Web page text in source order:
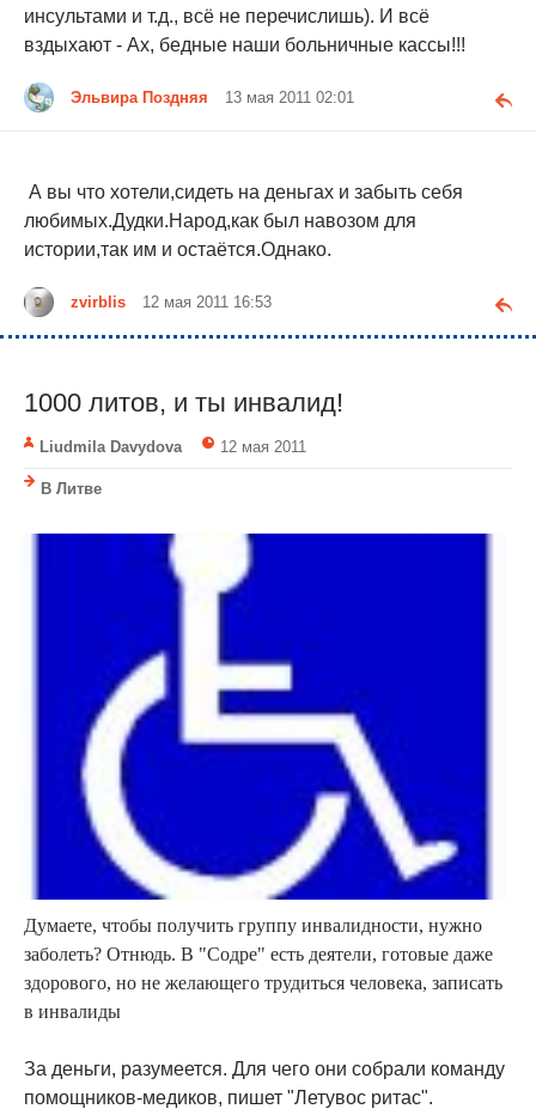
инсультами и т.д., всё не перечислишь). И всё
вздыхают - Ах, бедные наши больничные кассы!!!
Эльвира Поздняя 13 мая 2011 02:01
А вы что хотели,сидеть на деньгах и забыть себя
любимых.Дудки.Народ,как был навозом для
истории,так им и остаётся.Однако.
zvirblis 12 мая 2011 16:53
1000 литов, и ты инвалид!
Liudmila Davydova 12 мая 2011
В Литве
Думаете, чтобы получить группу инвалидности, нужно
заболеть? Отнюдь. В "Содре" есть деятели, готовые даже
здорового, но не желающего трудиться человека, записать
в инвалиды
За деньги, разумеется. Для чего они собрали команду
помощников-медиков, пишет "Летувос ритас".